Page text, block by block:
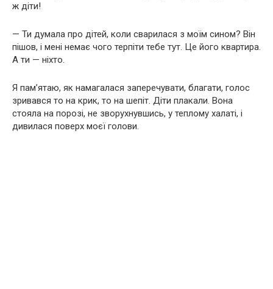
ж діти!
— Ти думала про дітей, коли сварилася з моїм сином? Він
пішов, і мені немає чого терпіти тебе тут. Це його квартира.
А ти — ніхто.
Я пам’ятаю, як намагалася заперечувати, благати, голос
зривався то на крик, то на шепіт. Діти плакали. Вона
стояла на порозі, не зворухнувшись, у теплому халаті, і
дивилася поверх моєї голови.